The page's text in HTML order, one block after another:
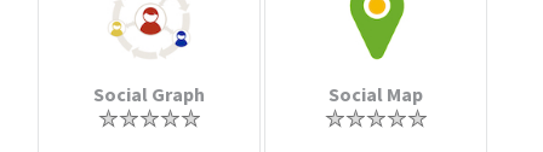
Social Graph Social Map